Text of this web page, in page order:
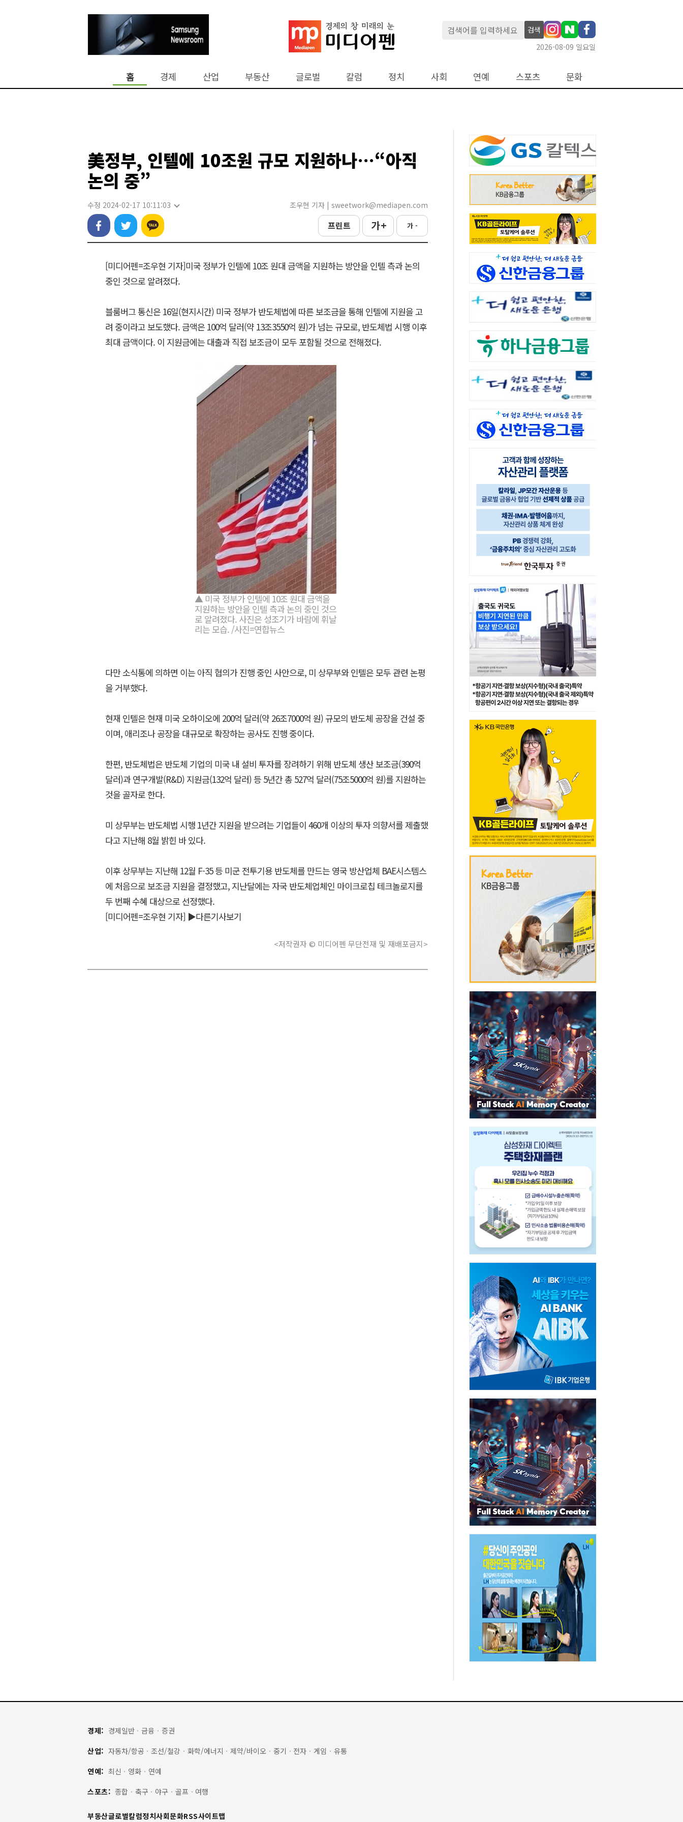
검색
2026-08-09 일요일
홈 경제 산업 부동산 글로벌 칼럼 정치 사회 연예 스포츠 문화
美정부, 인텔에 10조원 규모 지원하나…“아직
논의 중”
수정 2024-02-17 10:11:03 조우현 기자 | sweetwork@mediapen.com
프린트 가 + 가 -
[미디어펜=조우현 기자]미국 정부가 인텔에 10조 원대 금액을 지원하는 방안을 인텔 측과 논의
중인 것으로 알려졌다.
블룸버그 통신은 16일(현지시간) 미국 정부가 반도체법에 따른 보조금을 통해 인텔에 지원을 고
려 중이라고 보도했다. 금액은 100억 달러(약 13조3550억 원)가 넘는 규모로, 반도체법 시행 이후
최대 금액이다. 이 지원금에는 대출과 직접 보조금이 모두 포함될 것으로 전해졌다.
▲ 미국 정부가 인텔에 10조 원대 금액을
지원하는 방안을 인텔 측과 논의 중인 것으
로 알려졌다. 사진은 성조기가 바람에 휘날
리는 모습. /사진=연합뉴스
다만 소식통에 의하면 이는 아직 협의가 진행 중인 사안으로, 미 상무부와 인텔은 모두 관련 논평
을 거부했다.
현재 인텔은 현재 미국 오하이오에 200억 달러(약 26조7000억 원) 규모의 반도체 공장을 건설 중
이며, 애리조나 공장을 대규모로 확장하는 공사도 진행 중이다.
한편, 반도체법은 반도체 기업의 미국 내 설비 투자를 장려하기 위해 반도체 생산 보조금(390억
달러)과 연구개발(R&D) 지원금(132억 달러) 등 5년간 총 527억 달러(75조5000억 원)를 지원하는
것을 골자로 한다.
미 상무부는 반도체법 시행 1년간 지원을 받으려는 기업들이 460개 이상의 투자 의향서를 제출했
다고 지난해 8월 밝힌 바 있다.
이후 상무부는 지난해 12월 F-35 등 미군 전투기용 반도체를 만드는 영국 방산업체 BAE시스템스
에 처음으로 보조금 지원을 결정했고, 지난달에는 자국 반도체업체인 마이크로칩 테크놀로지를
두 번째 수혜 대상으로 선정했다.
[미디어펜=조우현 기자] ▶다른기사보기
<저작권자 © 미디어펜 무단전재 및 재배포금지>
경제: 경제일반 · 금융 · 증권
산업: 자동차/항공 · 조선/철강 · 화학/에너지 · 제약/바이오 · 중기 · 전자 · 게임 · 유통
연예: 최신 · 영화 · 연예
스포츠: 종합 · 축구 · 야구 · 골프 · 여행
부동산글로벌칼럼정치사회문화RSS사이트맵